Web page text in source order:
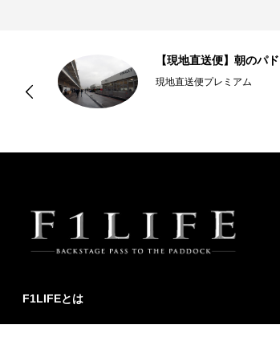
【現地直送便】朝のパ
現地直送便プレミアム
F1LIFEとは